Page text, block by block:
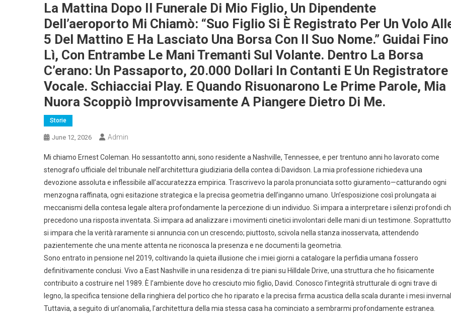
La Mattina Dopo Il Funerale Di Mio Figlio, Un Dipendente
Dell’aeroporto Mi Chiamò: “Suo Figlio Si È Registrato Per Un Volo
5 Del Mattino E Ha Lasciato Una Borsa Con Il Suo Nome.” Guidai Fino
Lì, Con Entrambe Le Mani Tremanti Sul Volante. Dentro La Borsa
C’erano: Un Passaporto, 20.000 Dollari In Contanti E Un Registratore
Vocale. Schiacciai Play. E Quando Risuonarono Le Prime Parole, Mia
Nuora Scoppiò Improvvisamente A Piangere Dietro Di Me.
Storie
June 12, 2026 Admin
Mi chiamo Ernest Coleman. Ho sessantotto anni, sono residente a Nashville, Tennessee, e per trentuno anni ho lavorato come
stenografo ufficiale del tribunale nell’architettura giudiziaria della contea di Davidson. La mia professione richiedeva una
devozione assoluta e inflessibile all’accuratezza empirica. Trascrivevo la parola pronunciata sotto giuramento—catturando ogni
menzogna raffinata, ogni esitazione strategica e la precisa geometria dell’inganno umano. Un’esposizione così prolungata ai
meccanismi della contesa legale altera profondamente la percezione di un individuo. Si impara a interpretare i silenzi profondi
precedono una risposta inventata. Si impara ad analizzare i movimenti cinetici involontari delle mani di un testimone.
si impara che la verità raramente si annuncia con un crescendo; piuttosto, scivola nella stanza inosservata, attendendo
pazientemente che una mente attenta ne riconosca la presenza e ne documenti la geometria.
Sono entrato in pensione nel 2019, coltivando la quieta illusione che i miei giorni a catalogare la perfidia umana fossero
definitivamente conclusi. Vivo a East Nashville in una residenza di tre piani su Hilldale Drive, una struttura che ho fisicamente
contribuito a costruire nel 1989. È l’ambiente dove ho cresciuto mio figlio, David. Conosco l’integrità strutturale di ogni trave di
legno, la specifica tensione della ringhiera del portico che ho riparato e la precisa firma acustica della scala durante i mesi
Tuttavia, a seguito di un’anomalia, l’architettura della mia stessa casa ha cominciato a sembrarmi profondamente estranea.